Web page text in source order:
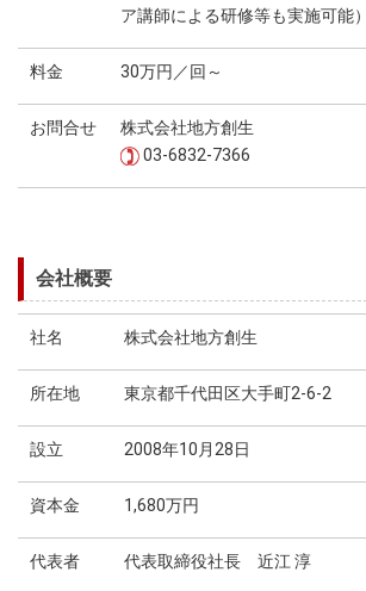
ア講師による研修等も実施可能）
料金 30万円／回～
お問合せ
株式会社地方創生
03-6832-7366
会社概要
社名 株式会社地方創生
所在地 東京都千代田区大手町2-6-2
設立 2008年10月28日
資本金 1,680万円
代表者 代表取締役社長 近江 淳